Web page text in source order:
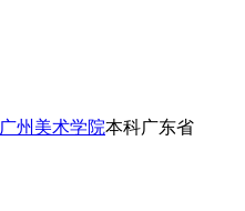
广州美术学院本科广东省